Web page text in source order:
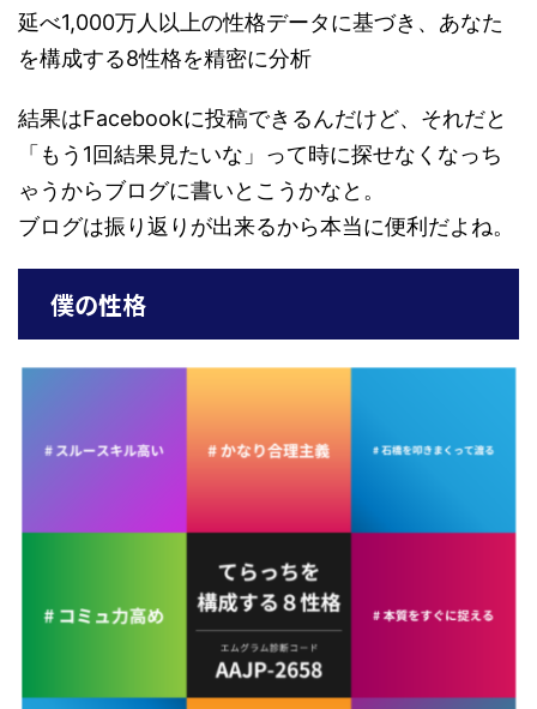
延べ1,000万人以上の性格データに基づき、あなた
を構成する8性格を精密に分析
結果はFacebookに投稿できるんだけど、それだと
「もう1回結果見たいな」って時に探せなくなっち
ゃうからブログに書いとこうかなと。
ブログは振り返りが出来るから本当に便利だよね。
僕の性格